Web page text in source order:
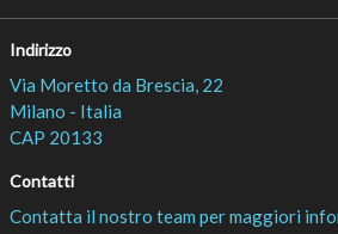
Indirizzo
Via Moretto da Brescia, 22
Milano - Italia
CAP 20133
Contatti
Contatta il nostro team per maggiori